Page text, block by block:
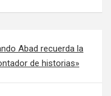
Abad recuerda la
de historias»